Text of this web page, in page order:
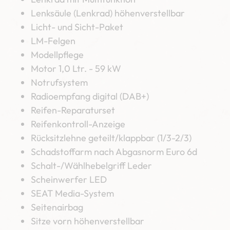
Lenksäule (Lenkrad) höhenverstellbar
Licht- und Sicht-Paket
LM-Felgen
Modellpflege
Motor 1,0 Ltr. - 59 kW
Notrufsystem
Radioempfang digital (DAB+)
Reifen-Reparaturset
Reifenkontroll-Anzeige
Rücksitzlehne geteilt/klappbar (1/3-2/3)
Schadstoffarm nach Abgasnorm Euro 6d
Schalt-/Wählhebelgriff Leder
Scheinwerfer LED
SEAT Media-System
Seitenairbag
Sitze vorn höhenverstellbar